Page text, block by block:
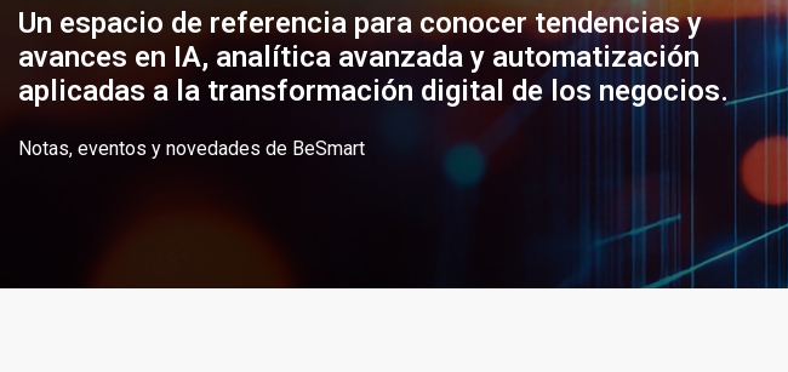
Un espacio de referencia para conocer tendencias y
avances en IA, analítica avanzada y automatización
aplicadas a la transformación digital de los negocios.
Notas, eventos y novedades de BeSmart